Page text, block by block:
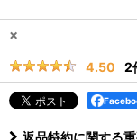
×
4.50 2